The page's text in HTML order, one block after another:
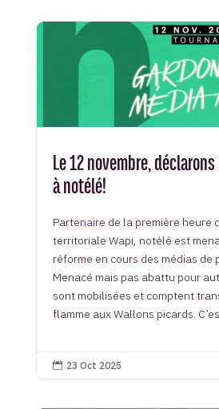
Le 12 novembre,
à notélé!
Partenaire de la première heure
territoriale Wapi, notélé est
réforme en cours des médias de
Menacé mais pas abattu pour
sont mobilisées et comptent
flamme aux Wallons picards.
 23 Oct 2025